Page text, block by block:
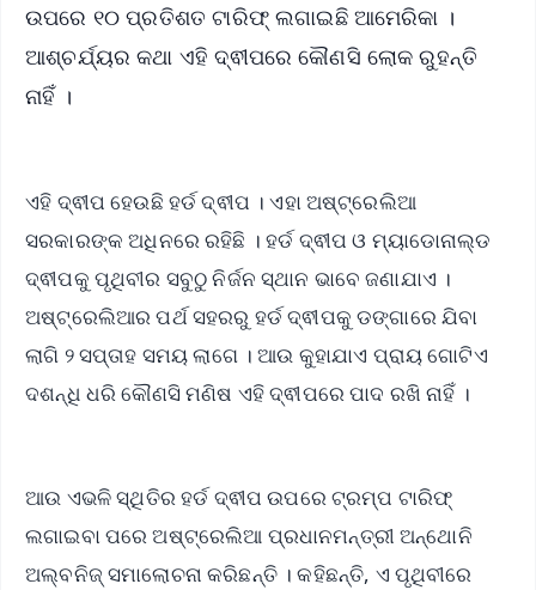
ଉପରେ ୧୦ ପ୍ରତିଶତ ଟାରିଫ୍ ଲଗାଇଛି ଆମେରିକା ।
ଆଶ୍ଚର୍ଯ୍ୟର କଥା ଏହି ଦ୍ଵୀପରେ କୌଣସି ଲୋକ ରୁହନ୍ତି
ନାହିଁ ।
ଏହି ଦ୍ଵୀପ ହେଉଛି ହର୍ଡ ଦ୍ଵୀପ । ଏହା ଅଷ୍ଟ୍ରେଲିଆ
ସରକାରଙ୍କ ଅଧିନରେ ରହିଛି । ହର୍ଡ ଦ୍ଵୀପ ଓ ମ୍ୟାଡୋନାଲ୍ଡ
ଦ୍ଵୀପକୁ ପୃଥିବୀର ସବୁଠୁ ନିର୍ଜନ ସ୍ଥାନ ଭାବେ ଜଣାଯାଏ ।
ଅଷ୍ଟ୍ରେଲିଆର ପର୍ଥ ସହରରୁ ହର୍ଡ ଦ୍ଵୀପକୁ ଡଙ୍ଗାରେ ଯିବା
ଲାଗି ୨ ସପ୍ତାହ ସମୟ ଲାଗେ । ଆଉ କୁହାଯାଏ ପ୍ରାୟ ଗୋଟିଏ
ଦଶନ୍ଧି ଧରି କୌଣସି ମଣିଷ ଏହି ଦ୍ଵୀପରେ ପାଦ ରଖି ନାହିଁ ।
ଆଉ ଏଭଳି ସ୍ଥିତିର ହର୍ଡ ଦ୍ଵୀପ ଉପରେ ଟ୍ରମ୍ପ ଟାରିଫ୍
ଲଗାଇବା ପରେ ଅଷ୍ଟ୍ରେଲିଆ ପ୍ରଧାନମନ୍ତ୍ରୀ ଅନ୍ଥୋନି
ଅଲ୍‌ବନିଜ୍ ସମାଲୋଚନା କରିଛନ୍ତି । କହିଛନ୍ତି, ଏ ପୃଥିବୀରେ